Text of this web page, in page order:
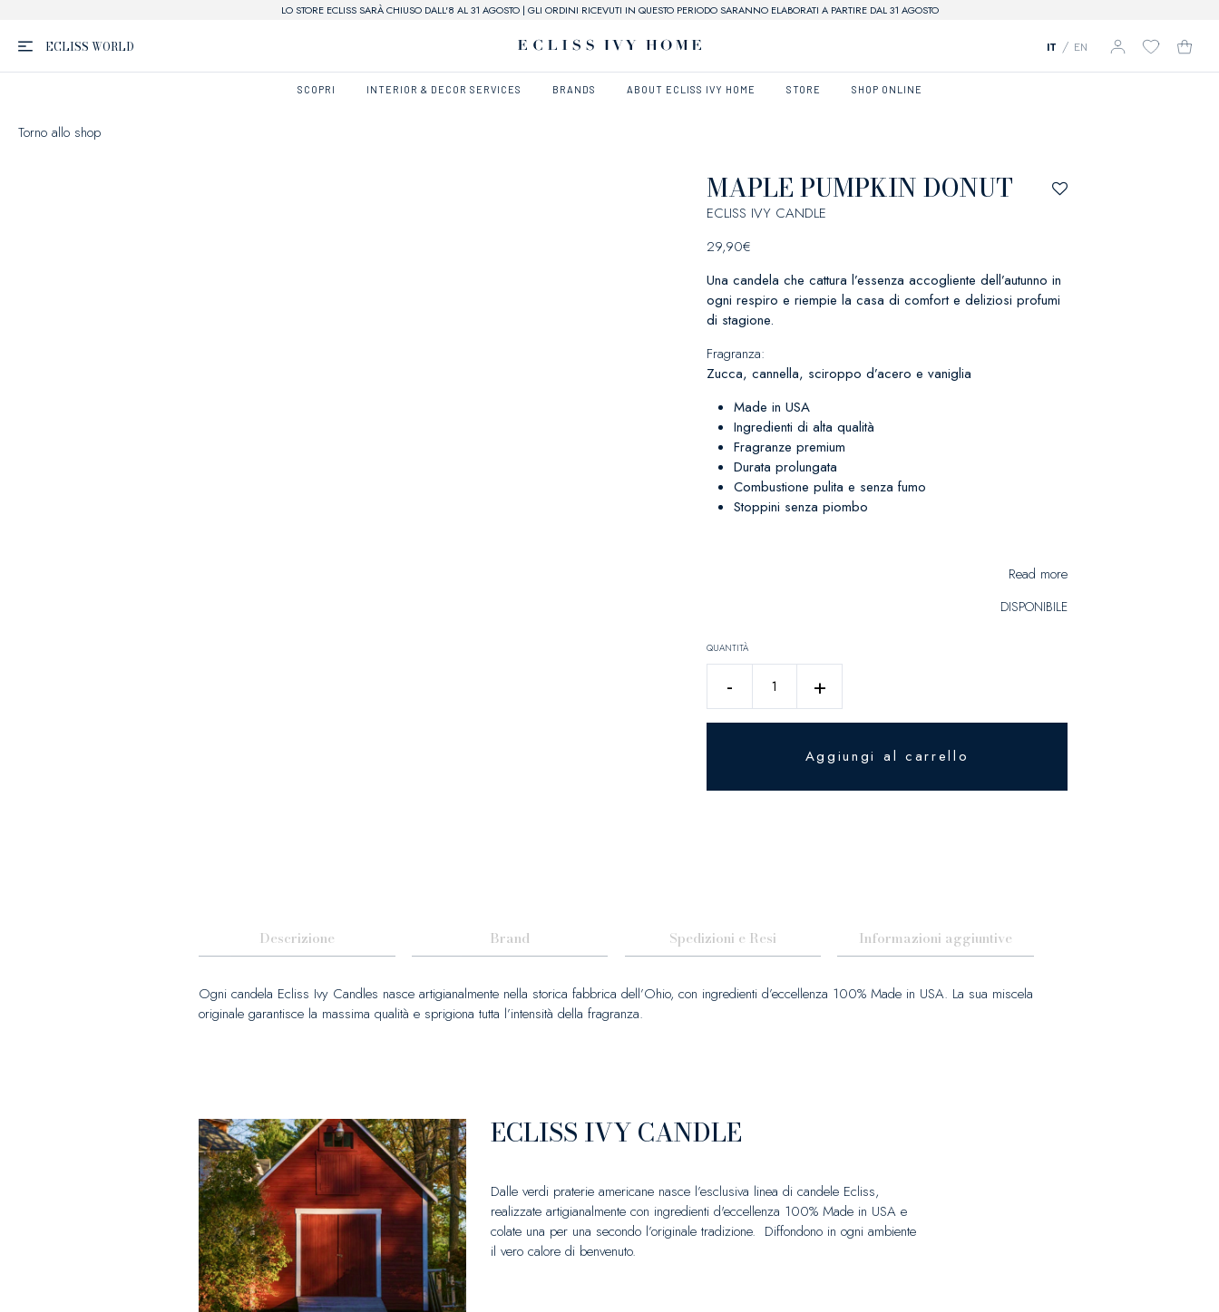
LO STORE ECLISS SARÀ CHIUSO DALL'8 AL 31 AGOSTO | GLI ORDINI RICEVUTI IN QUESTO PERIODO SARANNO ELABORATI A PARTIRE DAL 31 AGOSTO
ECLISS WORLD IT / EN
SCOPRI INTERIOR & DECOR SERVICES BRANDS ABOUT ECLISS IVY HOME STORE SHOP ONLINE
Torno allo shop
MAPLE PUMPKIN DONUT
ECLISS IVY CANDLE
29,90€
Una candela che cattura l’essenza accogliente dell’autunno in
ogni respiro e riempie la casa di comfort e deliziosi profumi
di stagione.
Fragranza:
Zucca, cannella, sciroppo d’acero e vaniglia
Made in USA
Ingredienti di alta qualità
Fragranze premium
Durata prolungata
Combustione pulita e senza fumo
Stoppini senza piombo
Read more
DISPONIBILE
QUANTITÀ
-
PUMPKIN
DONUT
+
Aggiungi al carrello
Descrizione Brand Spedizioni e Resi Informazioni aggiuntive
Ogni candela Ecliss Ivy Candles nasce artigianalmente nella storica fabbrica dell’Ohio, con ingredienti d’eccellenza 100% Made in USA. La sua miscela
originale garantisce la massima qualità e sprigiona tutta l’intensità della fragranza.
ECLISS IVY CANDLE
Dalle verdi praterie americane nasce l’esclusiva linea di candele Ecliss,
realizzate artigianalmente con ingredienti d'eccellenza 100% Made in USA e
colate una per una secondo l’originale tradizione. Diffondono in ogni ambiente
il vero calore di benvenuto.